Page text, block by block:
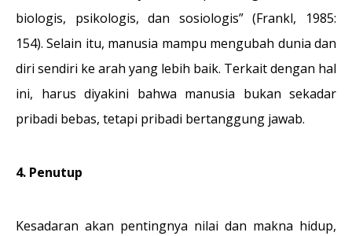
biologis, psikologis, dan sosiologis” (Frankl, 1985:
154). Selain itu, manusia mampu mengubah dunia dan
diri sendiri ke arah yang lebih baik. Terkait dengan hal
ini, harus diyakini bahwa manusia bukan sekadar
pribadi bebas, tetapi pribadi bertanggung jawab.
4. Penutup
Kesadaran akan pentingnya nilai dan makna hidup,